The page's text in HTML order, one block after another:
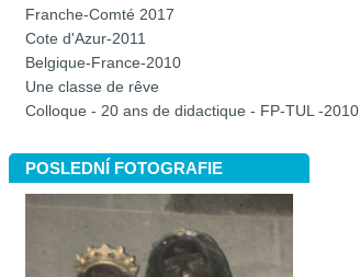
Franche-Comté 2017
Cote d'Azur-2011
Belgique-France-2010
Une classe de rêve
Colloque - 20 ans de didactique - FP-TUL -2010
POSLEDNÍ FOTOGRAFIE